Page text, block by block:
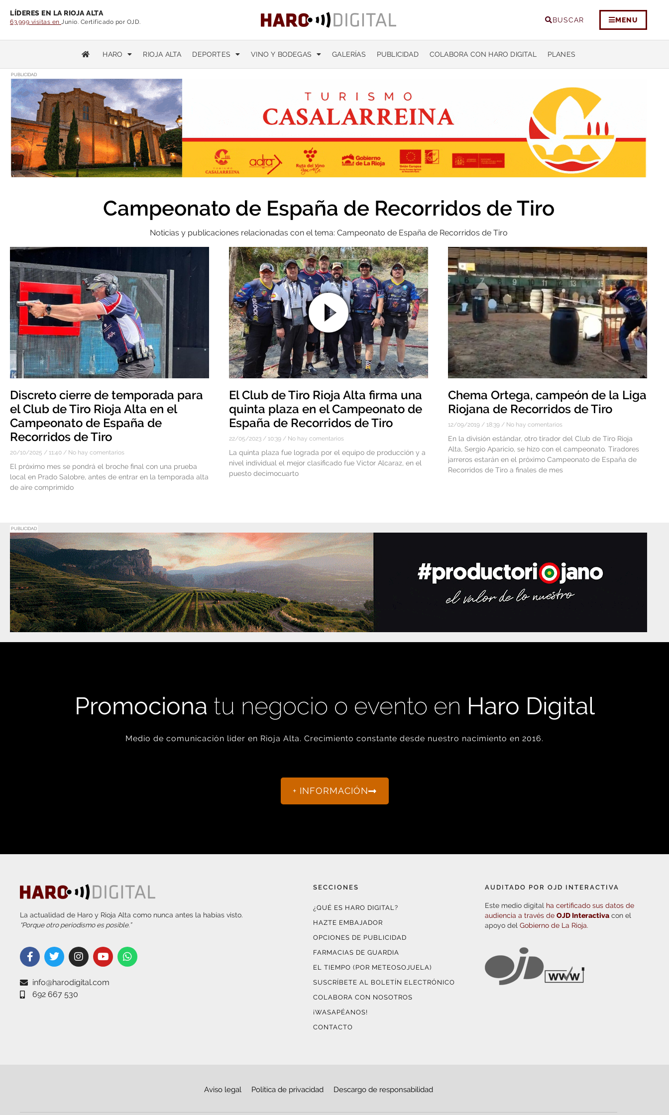
LÍDERES EN LA RIOJA ALTA
63.999 visitas en Junio. Certificado por OJD. BUSCAR MENU
HARO RIOJA ALTA DEPORTES VINO Y BODEGAS GALERÍAS PUBLICIDAD COLABORA CON HARO DIGITAL PLANES
PUBLICIDAD
Campeonato de España de Recorridos de Tiro
Noticias y publicaciones relacionadas con el tema: Campeonato de España de Recorridos de Tiro
Discreto cierre de temporada para
el Club de Tiro Rioja Alta en el
Campeonato de España de
Recorridos de Tiro
20/10/2025 11:40 No hay comentarios
El próximo mes se pondrá el broche final con una prueba
local en Prado Salobre, antes de entrar en la temporada alta
de aire comprimido
El Club de Tiro Rioja Alta firma una
quinta plaza en el Campeonato de
España de Recorridos de Tiro
22/05/2023 10:39 No hay comentarios
La quinta plaza fue lograda por el equipo de producción y a
nivel individual el mejor clasificado fue Víctor Alcaraz, en el
puesto decimocuarto
Chema Ortega, campeón de la Liga
Riojana de Recorridos de Tiro
12/09/2019 18:39 No hay comentarios
En la división estándar, otro tirador del Club de Tiro Rioja
Alta, Sergio Aparicio, se hizo con el campeonato. Tiradores
jarreros estarán en el próximo Campeonato de España de
Recorridos de Tiro a finales de mes
PUBLICIDAD
Promociona tu negocio o evento en Haro Digital
Medio de comunicación líder en Rioja Alta. Crecimiento constante desde nuestro nacimiento en 2016.
+ INFORMACIÓN
La actualidad de Haro y Rioja Alta como nunca antes la habías visto.
“Porque otro periodismo es posible.”
info@harodigital.com
692 667 530
SECCIONES
¿QUÉ ES HARO DIGITAL?
HAZTE EMBAJADOR
OPCIONES DE PUBLICIDAD
FARMACIAS DE GUARDIA
EL TIEMPO (POR METEOSOJUELA)
SUSCRÍBETE AL BOLETÍN ELECTRÓNICO
COLABORA CON NOSOTROS
¡WASAPÉANOS!
CONTACTO
AUDITADO POR OJD INTERACTIVA
Este medio digital ha certificado sus datos de
audiencia a través deOJD Interactiva con el
apoyo delGobierno de La Rioja.
Aviso legal Política de privacidad Descargo de responsabilidad